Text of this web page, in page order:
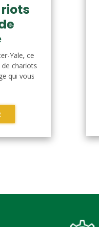
Yale, ce
chariots
qui vous